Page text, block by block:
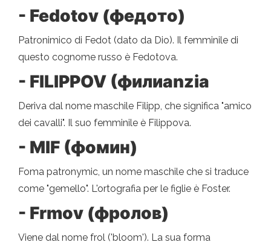
- Fedotov (федото)
Patronimico di Fedot (dato da Dio). Il femminile di
questo cognome russo è Fedotova.
- FILIPPOV (филиanzia
Deriva dal nome maschile Filipp, che significa "amico
dei cavalli". Il suo femminile è Filippova.
- MIF (фомин)
Foma patronymic, un nome maschile che si traduce
come "gemello". L'ortografia per le figlie è Foster.
- Frmov (фролов)
Viene dal nome frol ('bloom'). La sua forma